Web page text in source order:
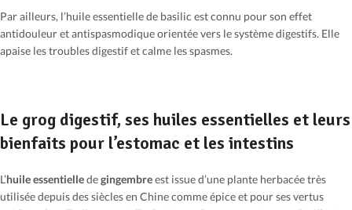
Par ailleurs, l’huile essentielle de basilic est connu pour son effet
antidouleur et antispasmodique orientée vers le système digestifs. Elle
apaise les troubles digestif et calme les spasmes.
Le grog digestif, ses huiles essentielles et leurs
bienfaits pour l’estomac et les intestins
L’huile essentielledegingembreest issue d’une plante herbacée très
utilisée depuis des siècles en Chine comme épice et pour ses vertus